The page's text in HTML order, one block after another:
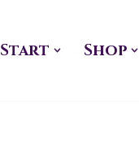
Start Shop